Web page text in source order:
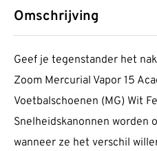
Omschrijving
Geef je tegenstander het
Zoom Mercurial Vapor 15
Voetbalschoenen (MG) Wit
Snelheidskanonnen worden
wanneer ze het verschil